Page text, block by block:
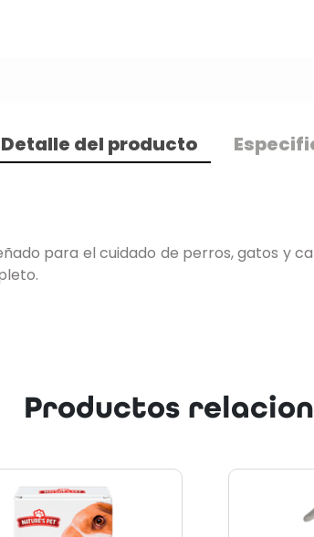
Detalle del producto
para el cuidado de perros, gatos y
Productos